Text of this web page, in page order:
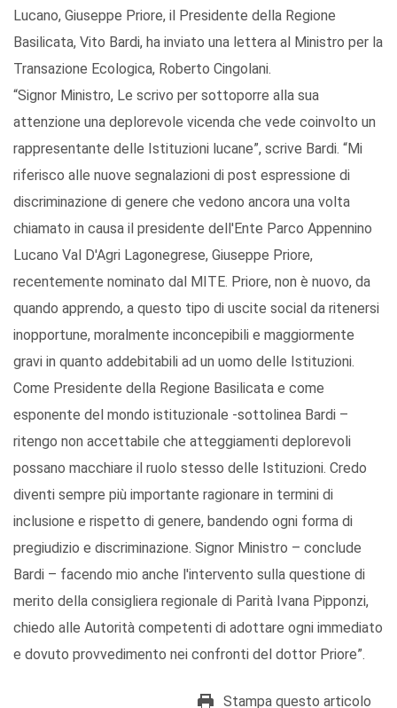
Lucano, Giuseppe Priore, il Presidente della Regione
Basilicata, Vito Bardi, ha inviato una lettera al Ministro per la
Transazione Ecologica, Roberto Cingolani.
“Signor Ministro, Le scrivo per sottoporre alla sua
attenzione una deplorevole vicenda che vede coinvolto un
rappresentante delle Istituzioni lucane”, scrive Bardi. “Mi
riferisco alle nuove segnalazioni di post espressione di
discriminazione di genere che vedono ancora una volta
chiamato in causa il presidente dell'Ente Parco Appennino
Lucano Val D'Agri Lagonegrese, Giuseppe Priore,
recentemente nominato dal MITE. Priore, non è nuovo, da
quando apprendo, a questo tipo di uscite social da ritenersi
inopportune, moralmente inconcepibili e maggiormente
gravi in quanto addebitabili ad un uomo delle Istituzioni.
Come Presidente della Regione Basilicata e come
esponente del mondo istituzionale -sottolinea Bardi –
ritengo non accettabile che atteggiamenti deplorevoli
possano macchiare il ruolo stesso delle Istituzioni. Credo
diventi sempre più importante ragionare in termini di
inclusione e rispetto di genere, bandendo ogni forma di
pregiudizio e discriminazione. Signor Ministro – conclude
Bardi – facendo mio anche l'intervento sulla questione di
merito della consigliera regionale di Parità Ivana Pipponzi,
chiedo alle Autorità competenti di adottare ogni immediato
e dovuto provvedimento nei confronti del dottor Priore”.
Stampa questo articolo